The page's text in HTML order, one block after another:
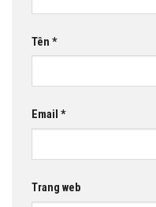
Tên *
Email *
Trang web